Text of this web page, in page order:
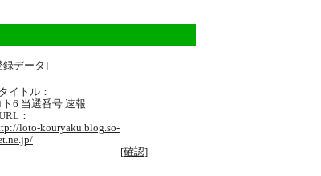
録データ]
イトル：
ト6 当選番号 速報
：
loto-kouryaku.blog.so-
[確認]